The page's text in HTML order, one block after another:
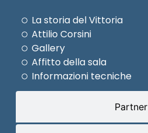
Partner
La storia del Vittoria
Attilio Corsini
Gallery
Affitto della sala
Informazioni tecniche